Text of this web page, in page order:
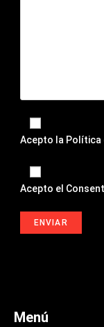
Acepto la Política
Acepto el
Menú